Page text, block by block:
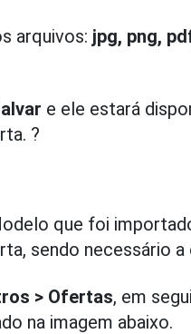
arquivos: jpg, png,
e ele estará
?
que foi
sendo necessário a
> Ofertas, em
na imagem abaixo.